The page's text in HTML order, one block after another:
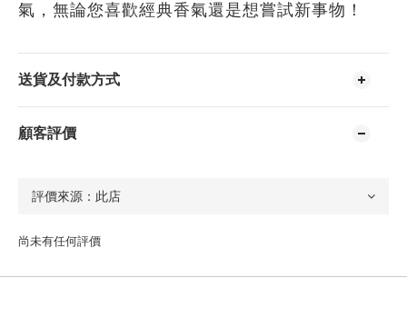
氣，無論您喜歡經典香氣還是想嘗試新事物！
送貨及付款方式
顧客評價
尚未有任何評價